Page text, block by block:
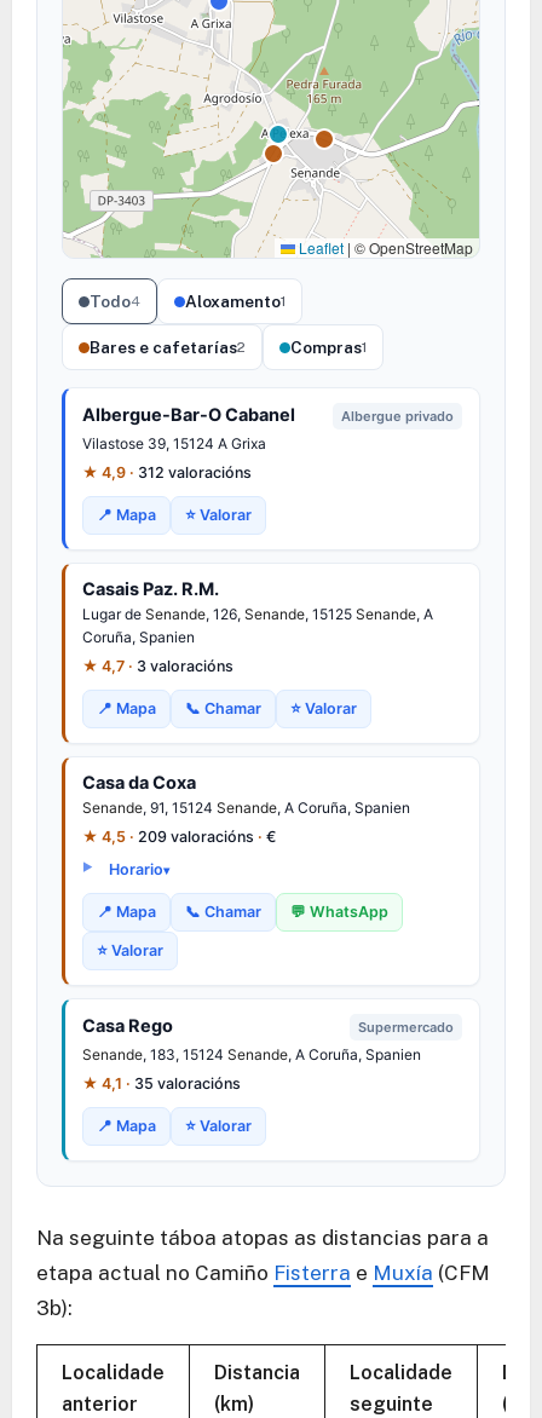
Leaflet | © OpenStreetMap
Todo4 Aloxamento1
Bares e cafetarías2 Compras1
Albergue-Bar-O Cabanel Albergue privado
Vilastose 39, 15124 A Grixa
★ 4,9 · 312 valoracións
📍 Mapa ⭐ Valorar
Casais Paz. R.M.
Lugar de Senande, 126, Senande, 15125 Senande, A
Coruña, Spanien
★ 4,7 · 3 valoracións
📍 Mapa 📞 Chamar ⭐ Valorar
Casa da Coxa
Senande, 91, 15124 Senande, A Coruña, Spanien
★ 4,5 · 209 valoracións · €
Horario
📍 Mapa 📞 Chamar 💬 WhatsApp
⭐ Valorar
Casa Rego Supermercado
Senande, 183, 15124 Senande, A Coruña, Spanien
★ 4,1 · 35 valoracións
📍 Mapa ⭐ Valorar
Na seguinte táboa atopas as distancias para a
etapa actual no Camiño Fisterra e Muxía (CFM
3b):
Localidade
anterior
Distancia
(km)
Localidade
seguinte
(km)